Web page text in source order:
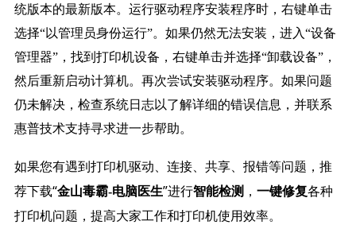
统版本的最新版本。运行驱动程序安装程序时，右键单击
选择“以管理员身份运行”。如果仍然无法安装，进入“设备
管理器”，找到打印机设备，右键单击并选择“卸载设备”，
然后重新启动计算机。再次尝试安装驱动程序。如果问题
仍未解决，检查系统日志以了解详细的错误信息，并联系
惠普技术支持寻求进一步帮助。
如果您有遇到打印机驱动、连接、共享、报错等问题，推
荐下载“金山毒霸-电脑医生”进行智能检测， 一键修复各种
打印机问题，提高大家工作和打印机使用效率。